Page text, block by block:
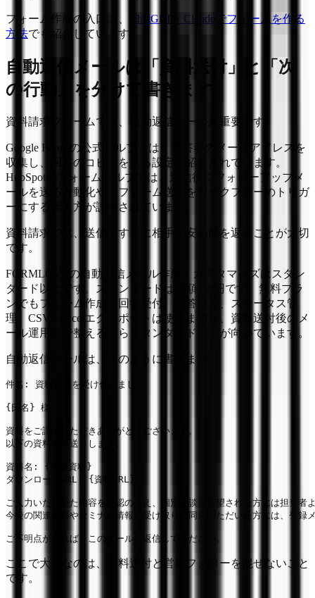
フォーム作成の入口は、
ChatGPT・Claudeでフォームを作る
方法でも紹介しています。
自動返信メールは「資料送付」と「次
の行動」を分けて書きます
資料請求フォームでは、自動返信メールが重要です。
Google Formsの公式ヘルプでは、回答者のメールアドレスを
収集し、回答のコピーを送る設定が紹介されています。
HubSpotのフォームヘルプでは、送信後にフォローアップメ
ールを送る自動化や、フォーム送信をワークフローのトリガ
ーにする考え方が説明されています。
資料請求では、送信後すぐに相手へ安心感を返すことが大切
です。
FORMLOVAの自動返信メール作成・カスタマイズはスタン
ダード以上です。スタンダードは月額480円です。無料プラ
ンでもフォーム作成、回答受付、回答検索、ステータス管
理、CSV / Excelエクスポートは使えますが、資料送付後のメ
ール運用まで整えるならスタンダード以上が向いています。
自動返信メールは、次のように書きます。
件名: 資料請求を受け付けました
{氏名} 様
資料をご請求いただきありがとうございます。
以下の資料をお送りします。
資料名: {希望資料}
ダウンロードURL: {資料URL}
ご入力いただいた内容を確認のうえ、個別相談を希望された方には担当者
今後の関連資料やセミナー情報の受け取りに同意いただいた方には、登録
ここで大切なのは、資料送付と営業フォローを混ぜないこと
です。